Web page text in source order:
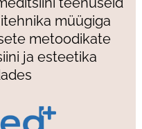
müügiga
metoodikate
ja esteetika